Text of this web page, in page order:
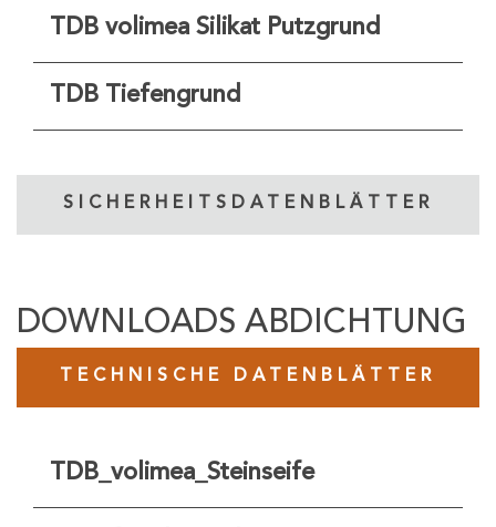
SICHERHEITSDATENBLÄTTER
TDB volimea Silikat Putzgrund
TDB Tiefengrund
DOWNLOADS ABDICHTUNG
TECHNISCHE DATENBLÄTTER
TDB_volimea_Steinseife